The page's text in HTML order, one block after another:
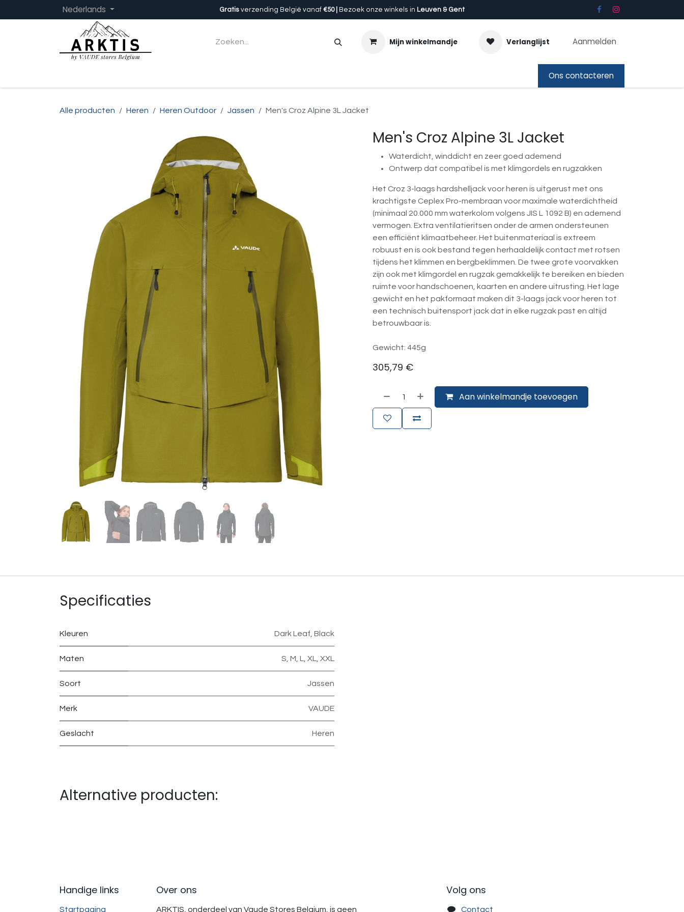
Overslaan naar inhoud
Nederlands Gratis verzending België vanaf €50 | Bezoek onze winkels in Leuven & Gent
Mijn winkelmandje Verlanglijst Aanmelden
Ons contacteren
Alle producten Heren Heren Outdoor Jassen Men's Croz Alpine 3L Jacket
Men's Croz Alpine 3L Jacket
Waterdicht, winddicht en zeer goed ademend
Ontwerp dat compatibel is met klimgordels en rugzakken
Het Croz 3-laags hardshelljack voor heren is uitgerust met ons
krachtigste Ceplex Pro-membraan voor maximale waterdichtheid
(minimaal 20.000 mm waterkolom volgens JIS L 1092 B) en ademend
vermogen. Extra ventilatieritsen onder de armen ondersteunen
een efficiënt klimaatbeheer. Het buitenmateriaal is extreem
robuust en is ook bestand tegen herhaaldelijk contact met rotsen
tijdens het klimmen en bergbeklimmen. De twee grote voorvakken
zijn ook met klimgordel en rugzak gemakkelijk te bereiken en bieden
ruimte voor handschoenen, kaarten en andere uitrusting. Het lage
gewicht en het pakformaat maken dit 3-laags jack voor heren tot
een technisch buitensport jack dat in elke rugzak past en altijd
betrouwbaar is.
Gewicht: 445g
305,79 €
Aan winkelmandje toevoegen
Specificaties
Kleuren Dark Leaf Black
Maten S M L XL XXL
Soort Jassen
Merk VAUDE
Geslacht Heren
Alternative producten:
Handige links
Startpagina
Over ons
ARKTIS, onderdeel van Vaude Stores Belgium, is geen
Volg ons
Contact